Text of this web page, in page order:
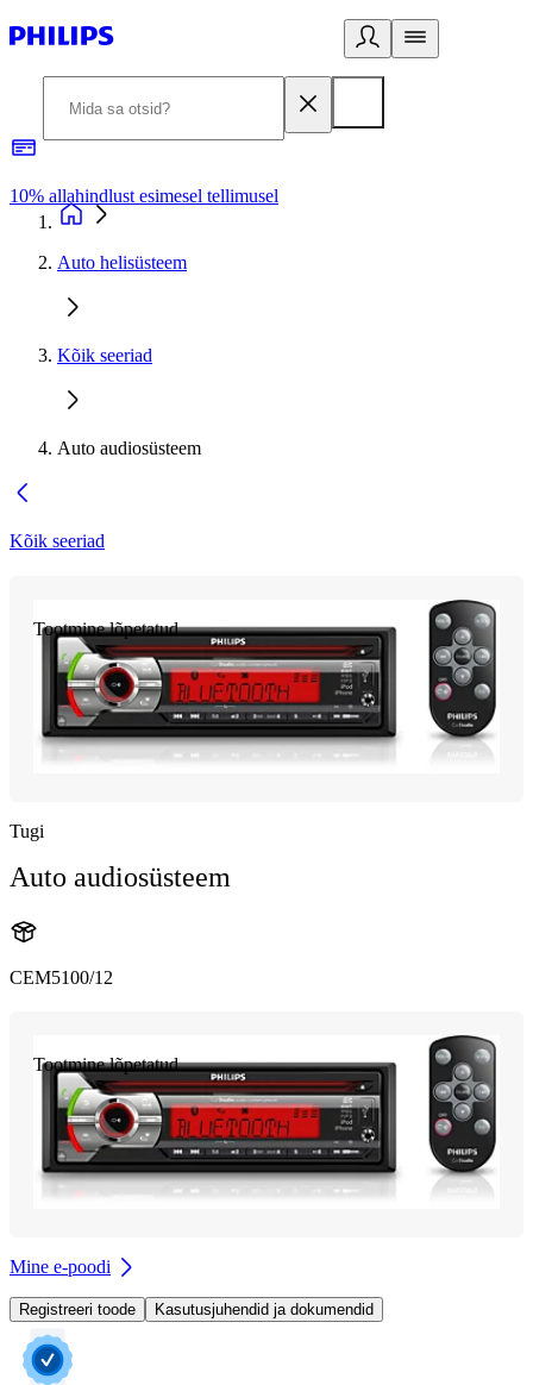
10% allahindlust esimesel tellimusel
Auto helisüsteem
Kõik seeriad
Auto audiosüsteem
Kõik seeriad
Tootmine lõpetatud
Tugi
Auto audiosüsteem
CEM5100/12
Tootmine lõpetatud
Mine e-poodi
Registreeri toode Kasutusjuhendid ja dokumendid